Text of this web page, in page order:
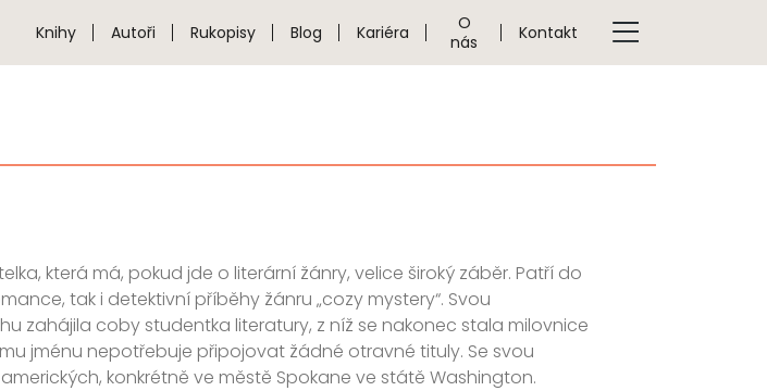
Knihy Autoři Rukopisy Blog Kariéra
O
nás
Kontakt
která má, pokud jde o literární žánry, velice široký záběr. Patří do
tak i detektivní příběhy žánru „cozy mystery“. Svou
zahájila coby studentka literatury, z níž se nakonec stala milovnice
jménu nepotřebuje připojovat žádné otravné tituly. Se svou
konkrétně ve městě Spokane ve státě Washington.